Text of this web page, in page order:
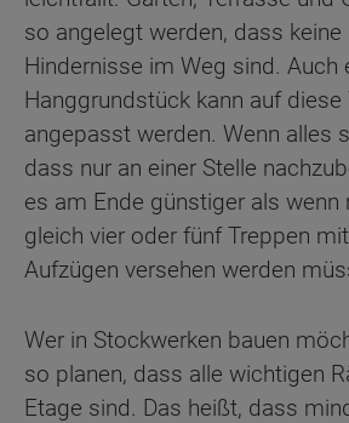
so angelegt werden, dass keine
Hindernisse im Weg sind. Auch
Hanggrundstück kann auf diese
angepasst werden. Wenn alles
dass nur an einer Stelle
es am Ende günstiger als
gleich vier oder fünf Treppen
Aufzügen versehen werden
Wer in Stockwerken bauen
so planen, dass alle wichtigen
Etage sind. Das heißt, dass